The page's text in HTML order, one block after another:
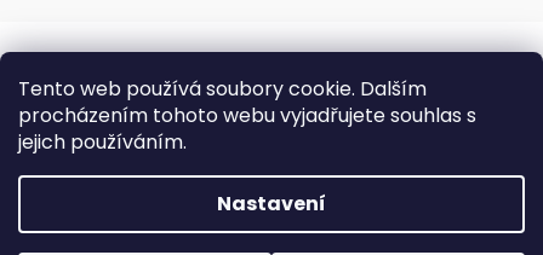
Tento web používá soubory cookie. Dalším
procházením tohoto webu vyjadřujete souhlas s
jejich používáním.
Nastavení
Vytvořil Shoptet